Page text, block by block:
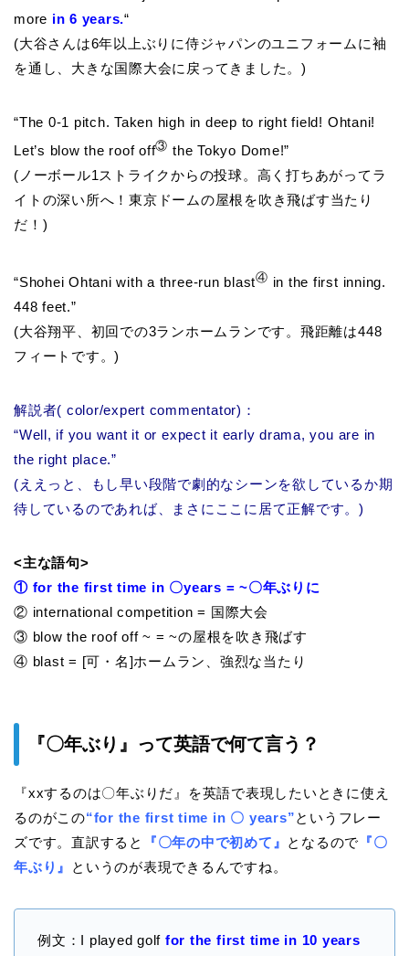
more in 6 years.“
(大谷さんは6年以上ぶりに侍ジャパンのユニフォームに袖
を通し、大きな国際大会に戻ってきました。)
“The 0-1 pitch. Taken high in deep to right field! Ohtani!
Let’s blow the roof off③ the Tokyo Dome!”
(ノーボール1ストライクからの投球。高く打ちあがってラ
イトの深い所へ！東京ドームの屋根を吹き飛ばす当たり
だ！)
“Shohei Ohtani with a three-run blast④ in the first inning.
448 feet.”
(大谷翔平、初回での3ランホームランです。飛距離は448
フィートです。)
解説者( color/expert commentator)：
“Well, if you want it or expect it early drama, you are in
the right place.”
(ええっと、もし早い段階で劇的なシーンを欲しているか期
待しているのであれば、まさにここに居て正解です。)
<主な語句>
① for the first time in 〇years = ~〇年ぶりに
② international competition = 国際大会
③ blow the roof off ~ = ~の屋根を吹き飛ばす
④ blast = [可・名]ホームラン、強烈な当たり
『〇年ぶり』って英語で何て言う？
『xxするのは〇年ぶりだ』を英語で表現したいときに使え
るのがこの“for the first time in 〇 years”というフレー
ズです。直訳すると
『〇年の中で初めて』 となるので 『〇
年ぶり』
というのが表現できるんですね。
例文：I played golf for the first time in 10 years